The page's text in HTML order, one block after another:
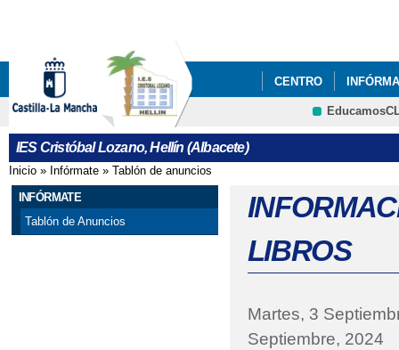
CENTRO
ORIENTACIÓN
PROCESO DE
CASTILLA LA MANCHA
IES Cristóbal Lozano, Hellín (Albacete)
Se encuentra usted aquí
Inicio » Infórmate » Tablón de anuncios
INFÓRMATE
Tablón de Anuncios
LIBROS
Martes, 3
Septiembre, 2024